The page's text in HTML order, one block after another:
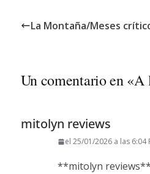
La Montaña/Meses
Un comentario en «A
mitolyn reviews
el 25/01/2026 a las 6:04
**mitolyn reviews**